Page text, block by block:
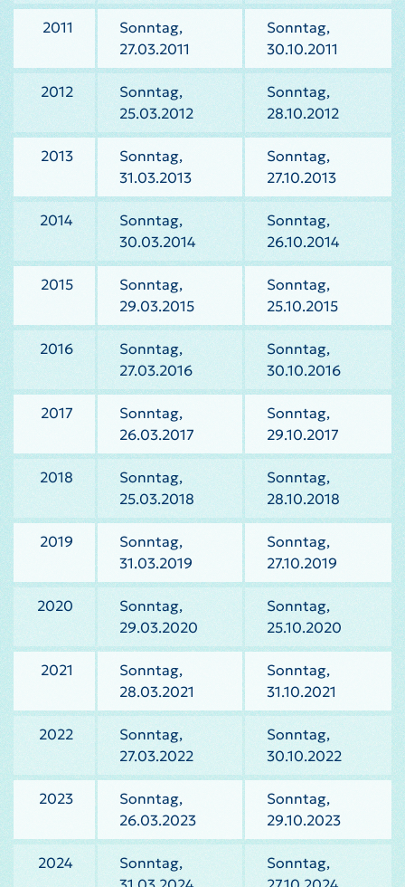
2011
Sonntag,
27.03.2011
Sonntag,
30.10.2011
2012
Sonntag,
25.03.2012
Sonntag,
28.10.2012
2013
Sonntag,
31.03.2013
Sonntag,
27.10.2013
2014
Sonntag,
30.03.2014
Sonntag,
26.10.2014
2015
Sonntag,
29.03.2015
Sonntag,
25.10.2015
2016
Sonntag,
27.03.2016
Sonntag,
30.10.2016
2017
Sonntag,
26.03.2017
Sonntag,
29.10.2017
2018
Sonntag,
25.03.2018
Sonntag,
28.10.2018
2019
Sonntag,
31.03.2019
Sonntag,
27.10.2019
2020
Sonntag,
29.03.2020
Sonntag,
25.10.2020
2021
Sonntag,
28.03.2021
Sonntag,
31.10.2021
2022
Sonntag,
27.03.2022
Sonntag,
30.10.2022
2023
Sonntag,
26.03.2023
Sonntag,
29.10.2023
2024
Sonntag,
Sonntag,